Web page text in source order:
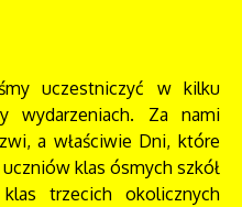
uczestniczyć w kilku
wydarzeniach. Za nami
a właściwie Dni, które
klas ósmych szkół
okolicznych